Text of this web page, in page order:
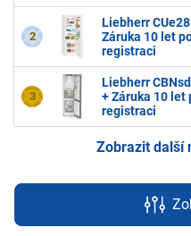
2
Liebherr
Záruka 10 let
registraci
3
Liebherr
+ Záruka 10 let
registraci
Zobrazit další